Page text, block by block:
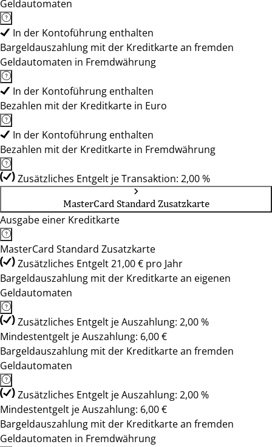
Geldautomaten
In der Kontoführung enthalten
Bargeldauszahlung mit der Kreditkarte an fremden
Geldautomaten in Fremdwährung
In der Kontoführung enthalten
Bezahlen mit der Kreditkarte in Euro
In der Kontoführung enthalten
Bezahlen mit der Kreditkarte in Fremdwährung
Zusätzliches Entgelt je Transaktion: 2,00 %
MasterCard Standard Zusatzkarte
Ausgabe einer Kreditkarte
MasterCard Standard Zusatzkarte
Zusätzliches Entgelt 21,00 € pro Jahr
Bargeldauszahlung mit der Kreditkarte an eigenen
Geldautomaten
Zusätzliches Entgelt je Auszahlung: 2,00 %
Mindestentgelt je Auszahlung: 6,00 €
Bargeldauszahlung mit der Kreditkarte an fremden
Geldautomaten
Zusätzliches Entgelt je Auszahlung: 2,00 %
Mindestentgelt je Auszahlung: 6,00 €
Bargeldauszahlung mit der Kreditkarte an fremden
Geldautomaten in Fremdwährung